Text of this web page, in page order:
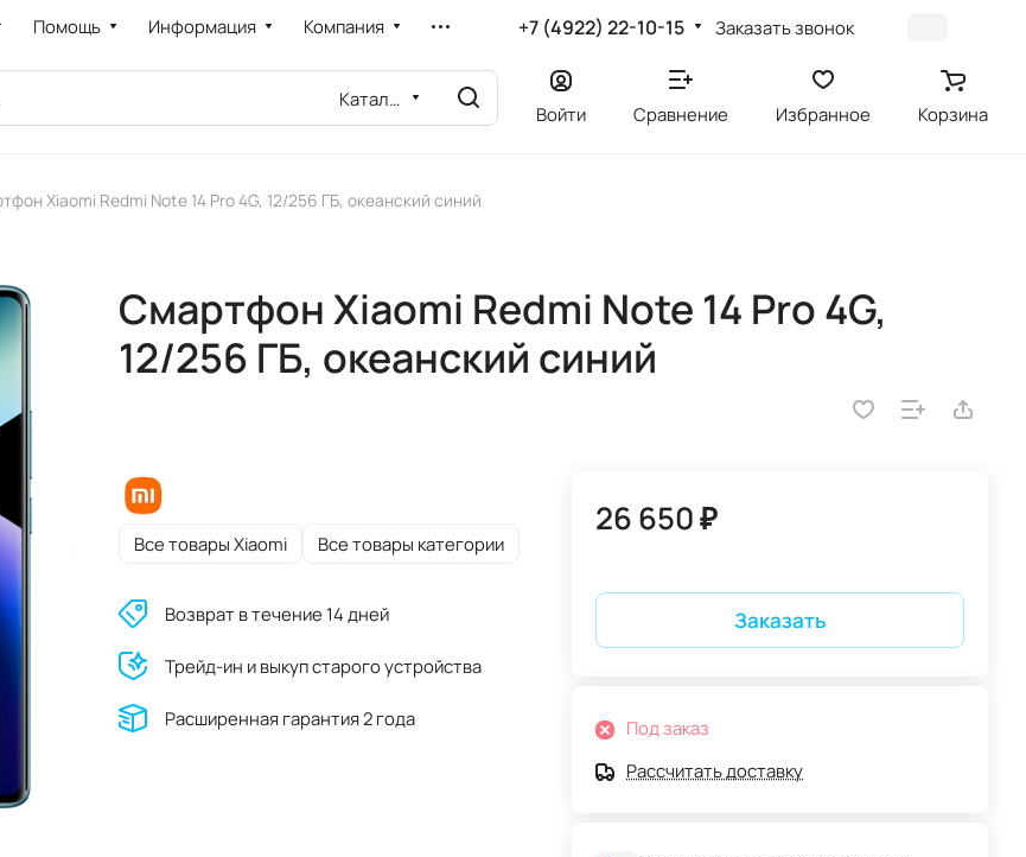
Помощь Информация Компания +7 (4922) 22-10-15 Заказать звонок
Каталог
Войти Сравнение Избранное Корзина
Xiaomi Redmi Note 14 Pro 4G, 12/256 ГБ, океанский синий
Смартфон Xiaomi Redmi Note 14 Pro 4G,
12/256 ГБ, океанский синий
Все товары Xiaomi Все товары категории
Возврат в течение 14 дней
Трейд-ин и выкуп старого устройства
Расширенная гарантия 2 года
26 650 ₽
Заказать
Под заказ
Рассчитать доставку